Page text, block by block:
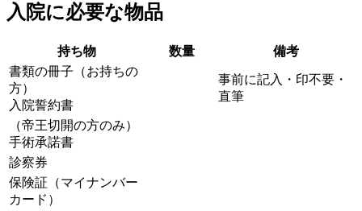
入院に必要な物品
持ち物 数量
備考
書類の冊子（お持ちの
方）
入院誓約書
事前に記入・印不要・
直筆
（帝王切開の方のみ）
手術承諾書
診察券
保険証（マイナンバー
カード）